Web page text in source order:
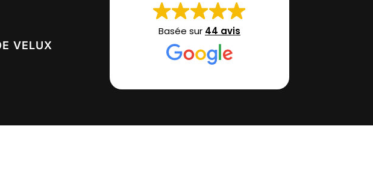
VELUX
Basée sur 44 avis